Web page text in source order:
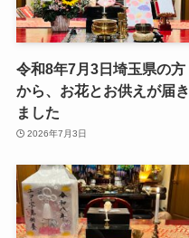
令和8年7月3日埼玉県の方
から、お花とお供えが届き
ました
2026年7月3日